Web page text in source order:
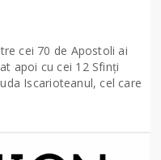
cei 70 de Apostoli ai
apoi cu cei 12 Sfinţi
Iscarioteanul, cel care